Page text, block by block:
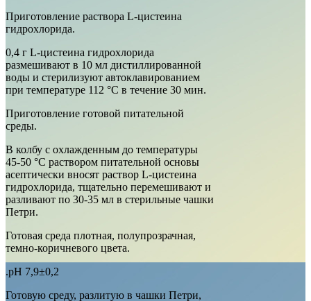
Приготовление раствора L-цистеина
гидрохлорида.
0,4 г L-цистеина гидрохлорида
размешивают в 10 мл дистиллированной
воды и стерилизуют автоклавированием
при температуре 112 °С в течение 30 мин.
Приготовление готовой питательной
среды.
В колбу с охлажденным до температуры
45-50 °С раствором питательной основы
асептически вносят раствор L-цистеина
гидрохлорида, тщательно перемешивают и
разливают по 30-35 мл в стерильные чашки
Петри.
Готовая среда плотная, полупрозрачная,
темно-коричневого цвета.
.рН 7,9±0,2
Готовую среду, разлитую в чашки Петри,